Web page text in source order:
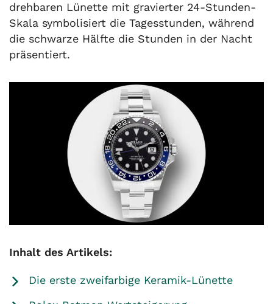
drehbaren Lünette mit gravierter 24-Stunden-
Skala symbolisiert die Tagesstunden, während
die schwarze Hälfte die Stunden in der Nacht
präsentiert.
Inhalt des Artikels:
Die erste zweifarbige Keramik-Lünette